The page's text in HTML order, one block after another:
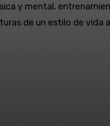
y mental,
de un estilo de